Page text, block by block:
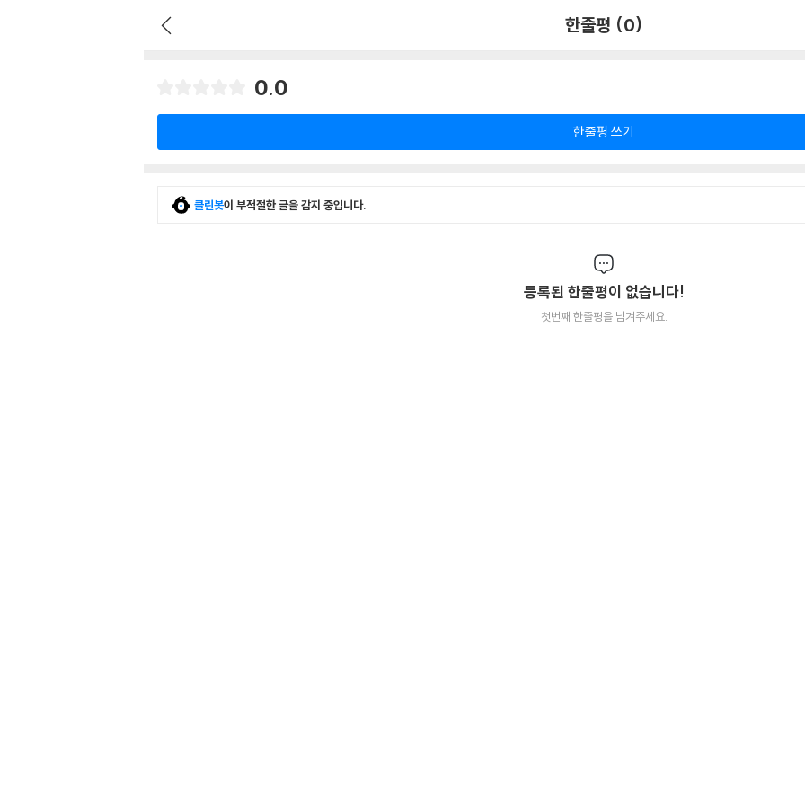
한줄평 (0)
0.0
한줄평 쓰기
클린봇이 부적절한 글을 감지 중입니다.
등록된 한줄평이 없습니다!
첫번째 한줄평을 남겨주세요.